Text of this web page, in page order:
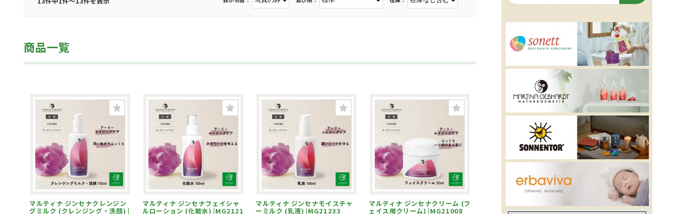
商品一覧
マルティナ ジンセナクレンジン
グミルク (クレンジング・洗顔) |
マルティナ ジンセナフェイシャ
ルローション (化粧水) |MG2121
マルティナ ジンセナモイスチャ
ーミルク (乳液) |MG21233
マルティナ ジンセナクリーム (フ
ェイス用クリーム) |MG21008